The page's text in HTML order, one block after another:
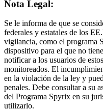
Nota Legal:
Se le informa de que se
federales y estatales de los
vigilancia, como el programa
dispositivo para el que no
notificar a los usuarios de
monitoreados. El
en la violación de la ley y
penales. Debe consultar a su
del Programa Spyrix en su
utilizarlo.